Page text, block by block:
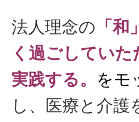
法人理念の 「
く過ごしてい
実践する。 をモ
し、医療と介